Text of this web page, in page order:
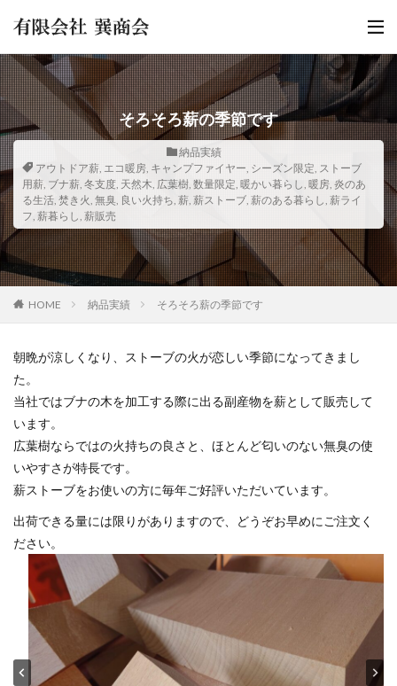
そろそろ薪の季節です
納品実績
アウトドア薪, エコ暖房, キャンプファイヤー, シーズン限定, ストーブ
用薪, ブナ薪, 冬支度, 天然木, 広葉樹, 数量限定, 暖かい暮らし, 暖房, 炎のあ
る生活, 焚き火, 無臭, 良い火持ち, 薪, 薪ストーブ, 薪のある暮らし, 薪ライ
フ, 薪暮らし, 薪販売
HOME 納品実績 そろそろ薪の季節です
朝晩が涼しくなり、ストーブの火が恋しい季節になってきまし
た。
当社ではブナの木を加工する際に出る副産物を薪として販売して
います。
広葉樹ならではの火持ちの良さと、ほとんど匂いのない無臭の使
いやすさが特長です。
薪ストーブをお使いの方に毎年ご好評いただいています。
出荷できる量には限りがありますので、どうぞお早めにご注文く
ださい。